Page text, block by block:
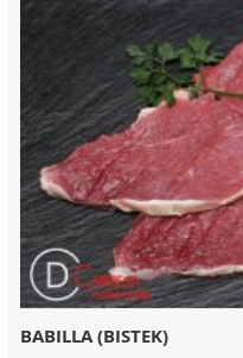
BABILLA (BISTEK)